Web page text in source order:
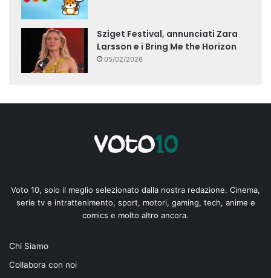
Sziget Festival, annunciati Zara
Larsson e i Bring Me the Horizon
05/02/2026
Voto 10, solo il meglio selezionato dalla nostra redazione. Cinema,
serie tv e intrattenimento, sport, motori, gaming, tech, anime e
comics e molto altro ancora.
Chi Siamo
Collabora con noi